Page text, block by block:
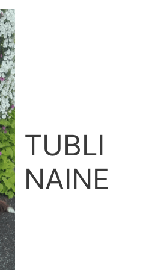
TUBLI
NAINE